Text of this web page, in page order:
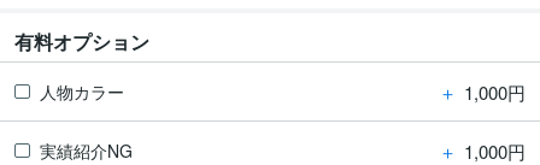
有料オプション
人物カラー ＋ 1,000円
実績紹介NG ＋ 1,000円